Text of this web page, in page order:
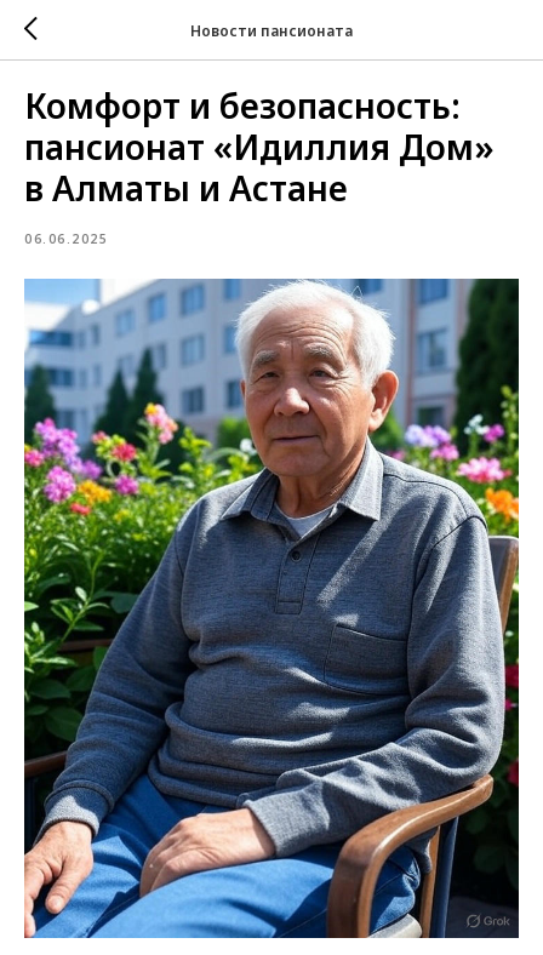
Новости пансионата
Комфорт и безопасность:
пансионат «Идиллия Дом»
в Алматы и Астане
06.06.2025